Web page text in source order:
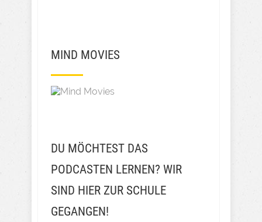
MIND MOVIES
DU MÖCHTEST DAS
PODCASTEN LERNEN? WIR
SIND HIER ZUR SCHULE
GEGANGEN!